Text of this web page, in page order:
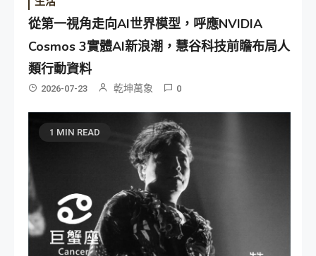
從第一視角走向AI世界模型，呼應NVIDIA
Cosmos 3實體AI新浪潮，慧谷科技前瞻布局人
類行動資料
2026-07-23 乾坤萬象 0
1 MIN READ